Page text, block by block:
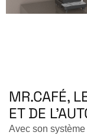
MR.CAFÉ,
ET DE
Avec son système